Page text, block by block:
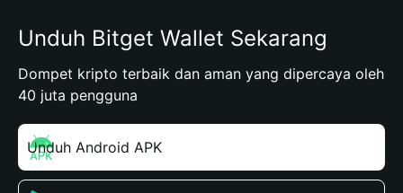
Unduh Bitget Wallet Sekarang
Dompet kripto terbaik dan aman yang dipercaya oleh
40 juta pengguna
Unduh Android APK